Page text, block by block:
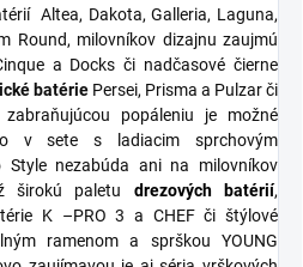
Altea, Dakota, Galleria, Laguna,
Round, milovníkov dizajnu zaujmú
a Docks či nadčasové čierne
batérie Persei, Prisma a Pulzar či
popáleniu je možné
v sete s ladiacim sprchovým
nezabúda ani na milovníkov
širokú paletu drezových batérií,
K –PRO 3 a CHEF či štýlové
ramenom a sprškou YOUNG